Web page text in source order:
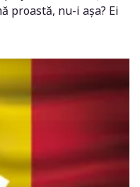
proastă, nu-i așa? Ei